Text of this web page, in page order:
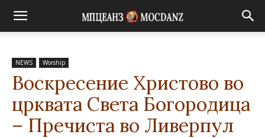
NEWS Worship
Воскресение Христово во
црквата Света Богородица
– Пречиста во Ливерпул